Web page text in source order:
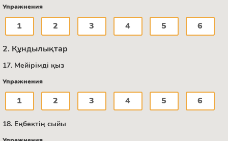
Упражнения
1 2 3 4 5 6
2. Құндылықтар
17. Мейірімді қыз
Упражнения
1 2 3 4 5 6
18. Еңбектің сыйы